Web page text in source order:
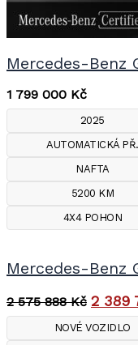
Mercedes-Benz
1 799 000 Kč
2025
AUTOMATICKÁ PŘ.
NAFTA
5200 KM
4X4 POHON
Mercedes-Benz
2 575 888Kč 2 389
NOVÉ VOZIDLO